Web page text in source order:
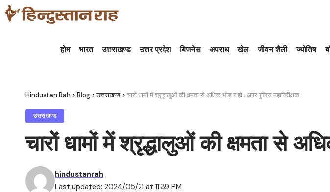
होम भारत उत्तराखण्ड उत्तर प्रदेश बिजनेस अपराध खेल जीवन शैली ज्योतिष
Hindustan Rah > Blog >उत्तराखण्ड > चारों धामों में श्रृद्धालुओं की क्षमता से अधिक भीड़ न हो : अपर पुलिस महानिरीक्षक
उत्तराखण्ड
चारों धामों में श्रृद्धालुओं की क्षमता से
Last updated: 2024/05/21 at 11:39 PM
hindustanrah